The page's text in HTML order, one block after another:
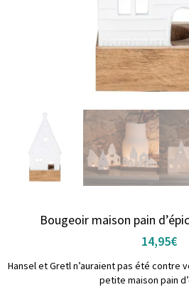
Bougeoir maison pain
14,95€
Hansel et Gretl n’auraient pas été contre
petite maison pain